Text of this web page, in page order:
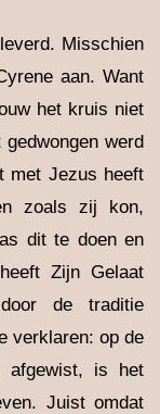
Misschien
aan. Want
het kruis niet
werd
met Jezus heeft
zoals zij kon,
dit te doen en
Zijn Gelaat
de traditie
verklaren: op de
afgewist, is het
Juist omdat